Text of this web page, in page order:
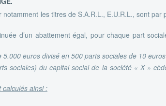
les titres de S.A.R.L., E.U.R.L., sont par
d’un abattement égal, pour chaque part
euros divisé en 500 parts sociales de 10
sociales) du capital social de la société « X »
calculés ainsi :